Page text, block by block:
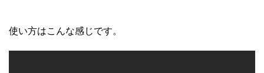
使い方はこんな感じです。